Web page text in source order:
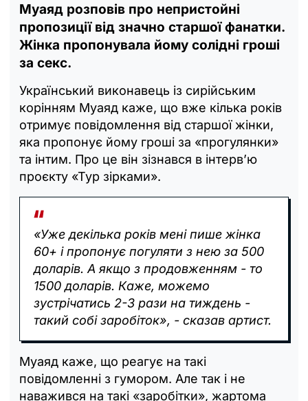
Муаяд розповів про непристойні
пропозиції від значно старшої фанатки.
Жінка пропонувала йому солідні гроші
за секс.
Український виконавець із сирійським
корінням Муаяд каже, що вже кілька років
отримує повідомлення від старшої жінки,
яка пропонує йому гроші за «прогулянки»
та інтим. Про це він зізнався в інтерв’ю
проєкту «Тур зірками».
«Уже декілька років мені пише жінка
60+ і пропонує погуляти з нею за 500
доларів. А якщо з продовженням - то
1500 доларів. Каже, можемо
зустрічатись 2-3 рази на тиждень -
такий собі заробіток», - сказав артист.
Муаяд каже, що реагує на такі
повідомленні з гумором. Але так і не
наважився на такі «заробітки», жартома